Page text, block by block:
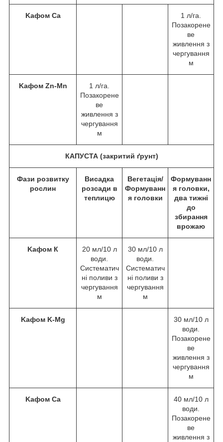
Kафом Ca
1 л/га.
Позакорене
ве
живлення з
чергування
м
Kафом Zn-Mn
1 л/га.
Позакорене
ве
живлення з
чергування
м
КАПУСТА (закритий ґрунт)
Фази розвитку
рослин
Висадка
розсади в
теплицю
Вегетація/
Формуванн
я головки
Формуванн
я головки,
два тижні
до
збирання
врожаю
Kафом К
20 мл/10 л
води.
Систематич
ні поливи з
чергування
м
30 мл/10 л
води.
Систематич
ні поливи з
чергування
м
Kафом K-Mg
30 мл/10 л
води.
Позакорене
ве
живлення з
чергування
м
Kафом Ca
40 мл/10 л
води.
Позакорене
ве
живлення з